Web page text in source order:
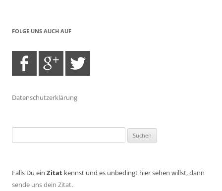
FOLGE UNS AUCH AUF
Datenschutzerklärung
nach:
Falls Du ein Zitat kennst und es unbedingt hier sehen willst, dann
sende uns dein Zitat.